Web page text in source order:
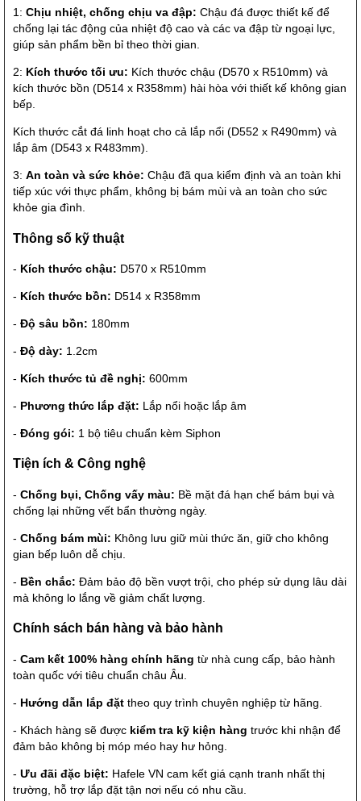
1: Chịu nhiệt, chống chịu va đập: Chậu đá được thiết kế để
chống lại tác động của nhiệt độ cao và các va đập từ ngoại lực,
giúp sản phẩm bền bỉ theo thời gian.
2: Kích thước tối ưu: Kích thước chậu (D570 x R510mm) và
kích thước bồn (D514 x R358mm) hài hòa với thiết kế không gian
bếp.
Kích thước cắt đá linh hoạt cho cả lắp nổi (D552 x R490mm) và
lắp âm (D543 x R483mm).
3: An toàn và sức khỏe: Chậu đã qua kiểm định và an toàn khi
tiếp xúc với thực phẩm, không bị bám mùi và an toàn cho sức
khỏe gia đình.
Thông số kỹ thuật
- Kích thước chậu: D570 x R510mm
- Kích thước bồn: D514 x R358mm
- Độ sâu bồn: 180mm
- Độ dày: 1.2cm
- Kích thước tủ đề nghị: 600mm
- Phương thức lắp đặt: Lắp nổi hoặc lắp âm
- Đóng gói: 1 bộ tiêu chuẩn kèm Siphon
Tiện ích & Công nghệ
- Chống bụi, Chống vấy màu: Bề mặt đá hạn chế bám bụi và
chống lại những vết bẩn thường ngày.
- Chống bám mùi: Không lưu giữ mùi thức ăn, giữ cho không
gian bếp luôn dễ chịu.
- Bền chắc: Đảm bảo độ bền vượt trội, cho phép sử dụng lâu dài
mà không lo lắng về giảm chất lượng.
Chính sách bán hàng và bảo hành
- Cam kết 100% hàng chính hãng từ nhà cung cấp, bảo hành
toàn quốc với tiêu chuẩn châu Âu.
- Hướng dẫn lắp đặt theo quy trình chuyên nghiệp từ hãng.
- Khách hàng sẽ được kiểm tra kỹ kiện hàng trước khi nhận để
đảm bảo không bị móp méo hay hư hỏng.
- Ưu đãi đặc biệt: Hafele VN cam kết giá cạnh tranh nhất thị
trường, hỗ trợ lắp đặt tận nơi nếu có nhu cầu.